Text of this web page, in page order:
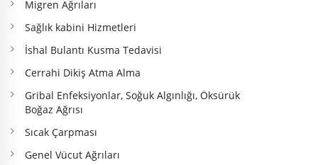
Migren Ağrıları
Sağlık kabini Hizmetleri
İshal Bulantı Kusma Tedavisi
Cerrahi Dikiş Atma Alma
Gribal Enfeksiyonlar, Soğuk Algınlığı, Öksürük
Boğaz Ağrısı
Sıcak Çarpması
Genel Vücut Ağrıları